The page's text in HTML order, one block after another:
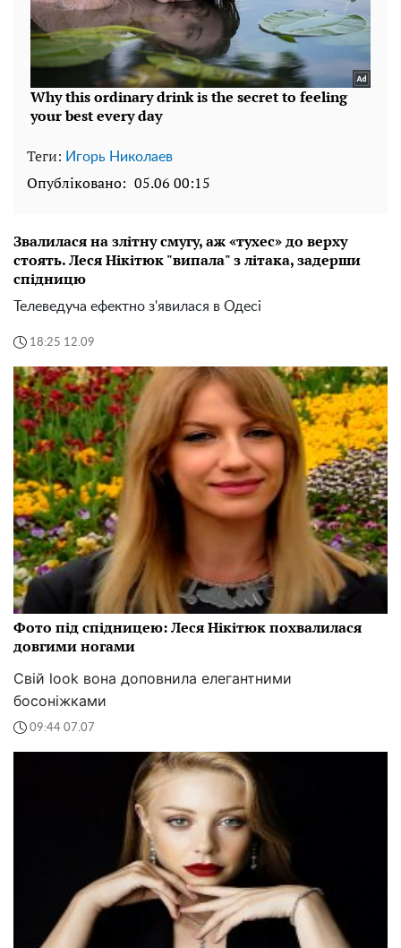
Теги: Игорь Николаев
Опубліковано: 05.06 00:15
Звалилася на злітну смугу, аж «тухес» до верху
стоять. Леся Нікітюк "випала" з літака, задерши
спідницю
Телеведуча ефектно з'явилася в Одесі
18:25 12.09
Фото під спідницею: Леся Нікітюк похвалилася
довгими ногами
Свій look вона доповнила елегантними
босоніжками
09:44 07.07